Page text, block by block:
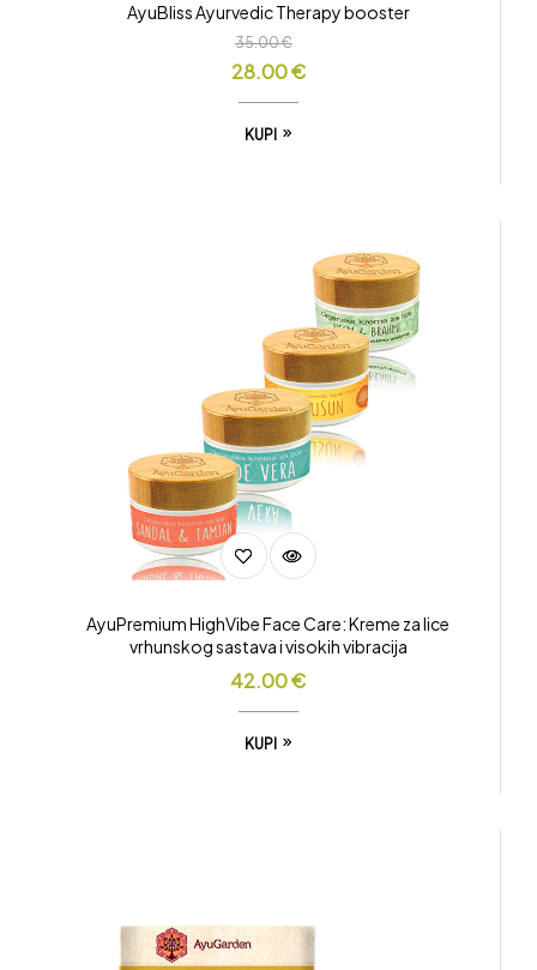
AyuBliss Ayurvedic Therapy booster
35.00€
28.00€
KUPI
AyuPremium HighVibe Face Care: Kreme za lice
vrhunskog sastava i visokih vibracija
42.00€
KUPI